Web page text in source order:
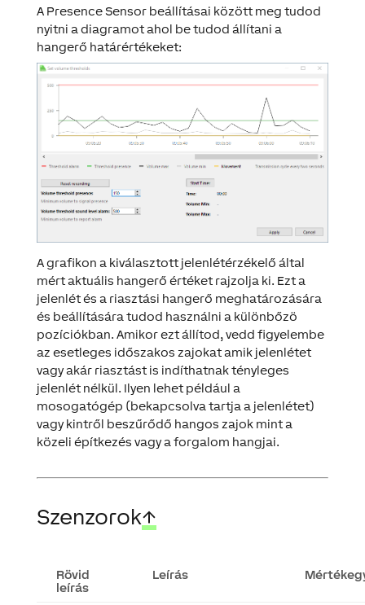
A Presence Sensor beállításai között meg tudod
nyitni a diagramot ahol be tudod állítani a
hangerő határértékeket:
A grafikon a kiválasztott jelenlétérzékelő által
mért aktuális hangerő értéket rajzolja ki. Ezt a
jelenlét és a riasztási hangerő meghatározására
és beállítására tudod használni a különbőzö
pozíciókban. Amikor ezt állítod, vedd figyelembe
az esetleges időszakos zajokat amik jelenlétet
vagy akár riasztást is indíthatnak tényleges
jelenlét nélkül. Ilyen lehet például a
mosogatógép (bekapcsolva tartja a jelenlétet)
vagy kintről beszűrődő hangos zajok mint a
közeli építkezés vagy a forgalom hangjai.
Szenzorok↑
Rövid
leírás
Leírás